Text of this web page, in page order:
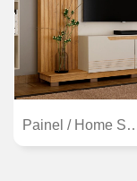
Painel / Home Santiago, 2